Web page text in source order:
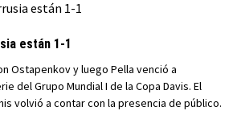
están 1-1
Ostapenkov y luego Pella venció a
del Grupo Mundial I de la Copa Davis. El
volvió a contar con la presencia de público.